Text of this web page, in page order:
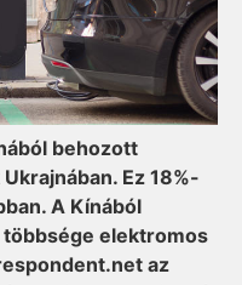
behozott
Ez 18%-
A Kínából
elektromos
az